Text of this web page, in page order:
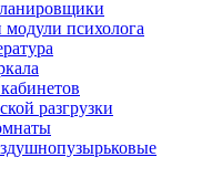
психолога
разгрузки